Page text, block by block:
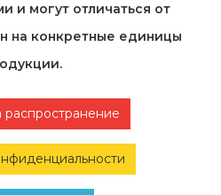
и могут отличаться от
на конкретные единицы
распространение